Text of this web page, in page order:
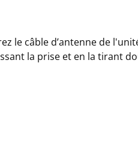
le câble d’antenne de
la prise et en la tirant